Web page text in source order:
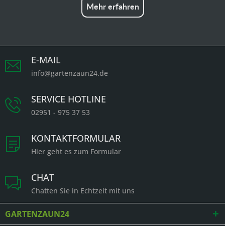
Mehr erfahren
E-MAIL
info@gartenzaun24.de
SERVICE HOTLINE
02951 - 975 37 53
KONTAKTFORMULAR
Hier geht es zum Formular
CHAT
Chatten Sie in Echtzeit mit uns
GARTENZAUN24